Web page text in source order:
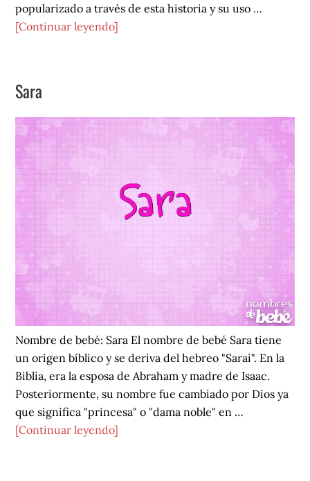
popularizado a través de esta historia y su uso …
[Continuar leyendo]
Sara
Nombre de bebé: Sara El nombre de bebé Sara tiene
un origen bíblico y se deriva del hebreo "Sarai". En la
Biblia, era la esposa de Abraham y madre de Isaac.
Posteriormente, su nombre fue cambiado por Dios ya
que significa "princesa" o "dama noble" en …
[Continuar leyendo]